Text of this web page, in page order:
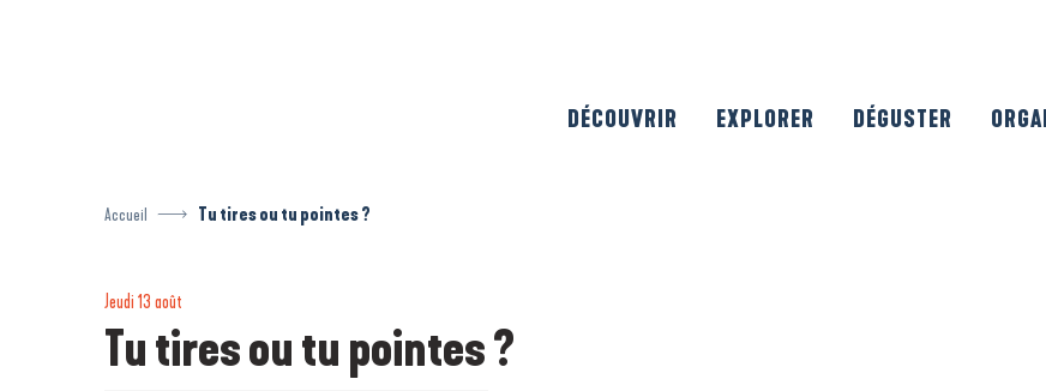
DÉCOUVRIR EXPLORER DÉGUSTER
Accueil Tu tires ou tu pointes ?
Jeudi 13 août
Tu tires ou tu pointes ?